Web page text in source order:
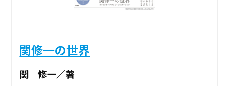
関修一の世界
関 修一／著